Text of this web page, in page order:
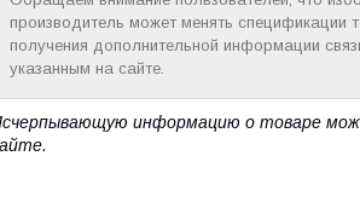
производитель может менять спецификации
получения дополнительной информации
указанным на сайте.
информацию о товаре